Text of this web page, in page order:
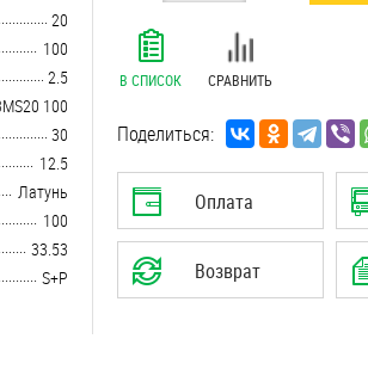
20
100
2.5
100
30
12.5
Латунь
100
33.53
S+P
В СПИСОК СРАВНИТЬ
Поделиться:
Оплата
Возврат